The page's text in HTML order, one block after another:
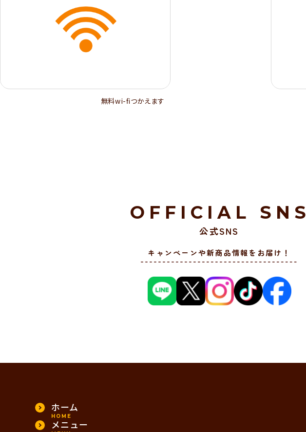
無料wi-ﬁつかえます
OFFICIAL SNS
公式SNS
キャンペーンや新商品情報をお届け！
ホーム
HOME
メニュー